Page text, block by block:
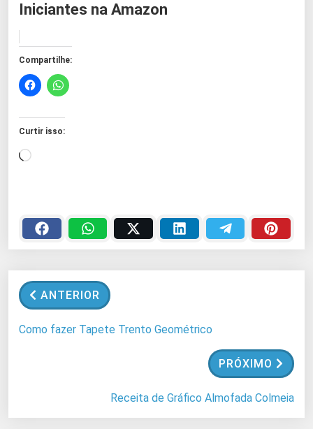
Iniciantes na Amazon
Compartilhe:
Curtir isso:
C
e
g
n
d
ANTERIOR
Como fazer Tapete Trento Geométrico
PRÓXIMO
Receita de Gráfico Almofada Colmeia